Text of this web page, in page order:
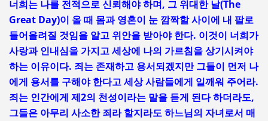
너희는 나를 전적으로 신뢰해야 하며, 그 위대한 날(The
Great Day)이 올 때 몸과 영혼이 눈 깜짝할 사이에 내 팔로
들어올려질 것임을 알고 위안을 받아야 한다. 이것이 너희가
사랑과 인내심을 가지고 세상에 나의 가르침을 상기시켜야
하는 이유이다. 죄는 존재하고 용서되겠지만 그들이 먼저 나
에게 용서를 구해야 한다고 세상 사람들에게 일깨워 주어라.
죄는 인간에게 제2의 천성이라는 말을 듣게 된다 하더라도,
그들은 아무리 사소한 죄라 할지라도 하느님의 자녀로서 매